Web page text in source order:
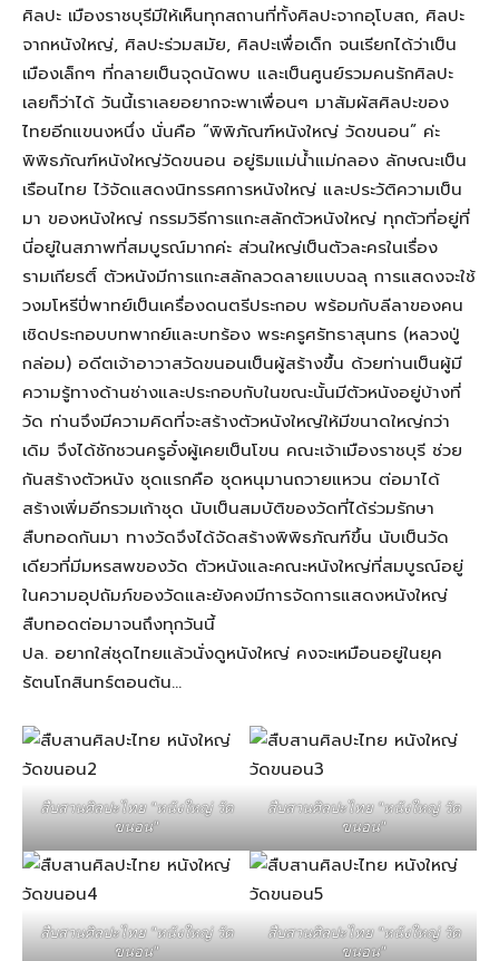
ศิลปะ เมืองราชบุรีมีให้เห็นทุกสถานที่ทั้งศิลปะจากอุโบสถ, ศิลปะ
จากหนังใหญ่, ศิลปะร่วมสมัย, ศิลปะเพื่อเด็ก จนเรียกได้ว่าเป็น
เมืองเล็กๆ ที่กลายเป็นจุดนัดพบ และเป็นศูนย์รวมคนรักศิลปะ
เลยก็ว่าได้ วันนี้เราเลยอยากจะพาเพื่อนๆ มาสัมผัสศิลปะของ
ไทยอีกแขนงหนึ่ง นั่นคือ “พิพิภัณฑ์หนังใหญ่ วัดขนอน” ค่ะ
พิพิธภัณฑ์หนังใหญ่วัดขนอน อยู่ริมแม่น้ำแม่กลอง ลักษณะเป็น
เรือนไทย ไว้จัดแสดงนิทรรศการหนังใหญ่ และประวัติความเป็น
มา ของหนังใหญ่ กรรมวิธีการแกะสลักตัวหนังใหญ่ ทุกตัวที่อยู่ที่
นี่อยู่ในสภาพที่สมบูรณ์มากค่ะ ส่วนใหญ่เป็นตัวละครในเรื่อง
รามเกียรติ์ ตัวหนังมีการแกะสลักลวดลายแบบฉลุ การแสดงจะใช้
วงมโหรีปี่พาทย์เป็นเครื่องดนตรีประกอบ พร้อมกับลีลาของคน
เชิดประกอบบทพากย์และบทร้อง พระครูศรัทธาสุนทร (หลวงปู่
กล่อม) อดีตเจ้าอาวาสวัดขนอนเป็นผู้สร้างขื้น ด้วยท่านเป็นผู้มี
ความรู้ทางด้านช่างและประกอบกับในขณะนั้นมีตัวหนังอยู่บ้างที่
วัด ท่านจึงมีความคิดที่จะสร้างตัวหนังใหญ่ให้มีขนาดใหญ่กว่า
เดิม จึงได้ชักชวนครูอั๋งผู้เคยเป็นโขน คณะเจ้าเมืองราชบุรี ช่วย
กันสร้างตัวหนัง ชุดแรกคือ ชุดหนุมานถวายแหวน ต่อมาได้
สร้างเพิ่มอีกรวมเก้าชุด นับเป็นสมบัติของวัดที่ได้ร่วมรักษา
สืบทอดกันมา ทางวัดจึงได้จัดสร้างพิพิธภัณฑ์ขึ้น นับเป็นวัด
เดียวที่มีมหรสพของวัด ตัวหนังและคณะหนังใหญ่ที่สมบูรณ์อยู่
ในความอุปถัมภ์ของวัดและยังคงมีการจัดการแสดงหนังใหญ่
สืบทอดต่อมาจนถึงทุกวันนี้
ปล. อยากใส่ชุดไทยแล้วนั่งดูหนังใหญ่ คงจะเหมือนอยู่ในยุค
รัตนโกสินทร์ตอนต้น…
สืบสานศิลปะไทย "หนังใหญ่ วัด
ขนอน"
สืบสานศิลปะไทย "หนังใหญ่ วัด
ขนอน"
สืบสานศิลปะไทย "หนังใหญ่ วัด
ขนอน"
สืบสานศิลปะไทย "หนังใหญ่ วัด
ขนอน"